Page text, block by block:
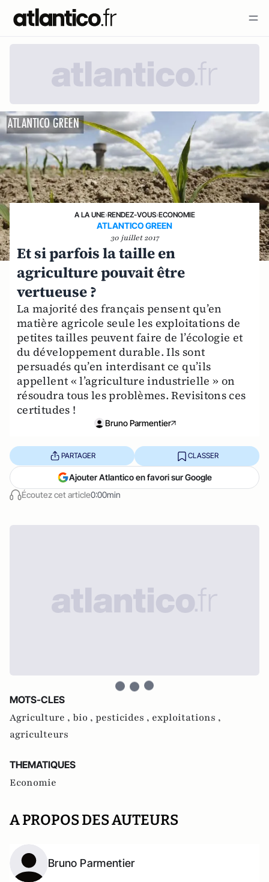
A LA UNE›RENDEZ-VOUS›ECONOMIE
ATLANTICO GREEN
30 juillet 2017
Et si parfois la taille en
agriculture pouvait être
vertueuse ?
La majorité des français pensent qu’en
matière agricole seule les exploitations de
petites tailles peuvent faire de l’écologie et
du développement durable. Ils sont
persuadés qu’en interdisant ce qu’ils
appellent « l’agriculture industrielle » on
résoudra tous les problèmes. Revisitons ces
certitudes !
Bruno Parmentier
Écoutez cet article0:00min
PARTAGER CLASSER
Ajouter Atlantico en favori sur Google
MOTS-CLES
Agriculture , bio , pesticides , exploitations ,
agriculteurs
THEMATIQUES
Economie
A PROPOS DES AUTEURS
Bruno Parmentier